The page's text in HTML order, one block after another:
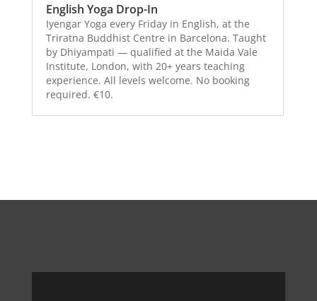
English Yoga Drop-In
Iyengar Yoga every Friday in English, at the
Triratna Buddhist Centre in Barcelona. Taught
by Dhiyampati — qualified at the Maida Vale
Institute, London, with 20+ years teaching
experience. All levels welcome. No booking
required. €10.